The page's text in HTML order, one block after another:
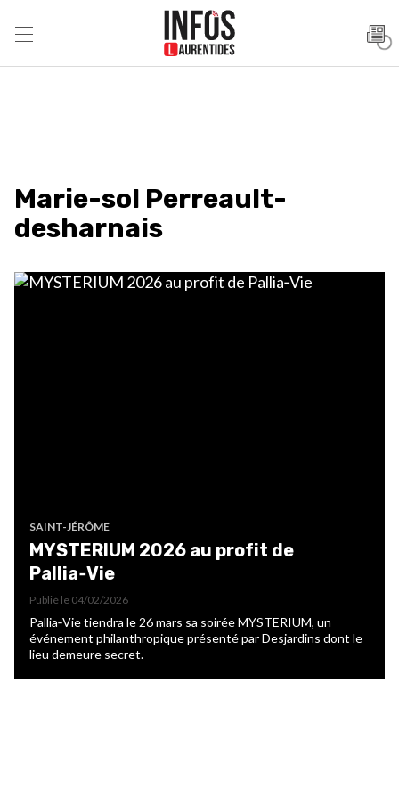
Marie-sol Perreault-
desharnais
SAINT-JÉRÔME
MYSTERIUM 2026 au profit de
Pallia‑Vie
Publié le 04/02/2026
Pallia‑Vie tiendra le 26 mars sa soirée MYSTERIUM, un
événement philanthropique présenté par Desjardins dont le
lieu demeure secret.